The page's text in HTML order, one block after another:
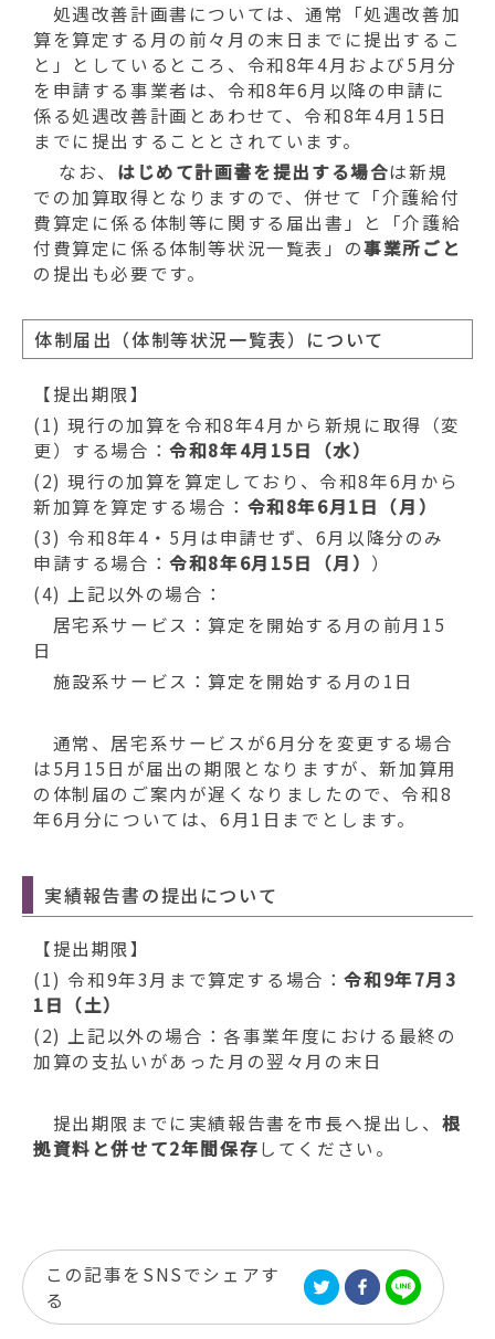
処遇改善計画書については、通常「処遇改善加
算を算定する月の前々月の末日までに提出するこ
と」としているところ、令和8年4月および5月分
を申請する事業者は、令和8年6月以降の申請に
係る処遇改善計画とあわせて、令和8年4月15日
までに提出することとされています。
なお、 はじめて計画書を提出する場合は新規
での加算取得となりますので、併せて「介護給付
費算定に係る体制等に関する届出書」と「介護給
付費算定に係る体制等状況一覧表」の事業所ごと
の提出も必要です。
体制届出（体制等状況一覧表）について
【提出期限】
(1) 現行の加算を令和8年4月から新規に取得（変
更）する場合：令和8年4月15日（水）
(2) 現行の加算を算定しており、令和8年6月から
新加算を算定する場合： 令和8年6月1日（月）
(3) 令和8年4・5月は申請せず、6月以降分のみ
申請する場合：令和8年6月15日（月） ）
(4) 上記以外の場合：
居宅系サービス：算定を開始する月の前月15
日
施設系サービス：算定を開始する月の1日
通常、居宅系サービスが6月分を変更する場合
は5月15日が届出の期限となりますが、新加算用
の体制届のご案内が遅くなりましたので、令和8
年6月分については、6月1日までとします。
実績報告書の提出について
【提出期限】
(1) 令和9年3月まで算定する場合：令和9年7月3
1日（土）
(2) 上記以外の場合：各事業年度における最終の
加算の支払いがあった月の翌々月の末日
提出期限までに実績報告書を市長へ提出し、 根
拠資料と併せて2年間保存してください。
この記事をSNSでシェアす
る